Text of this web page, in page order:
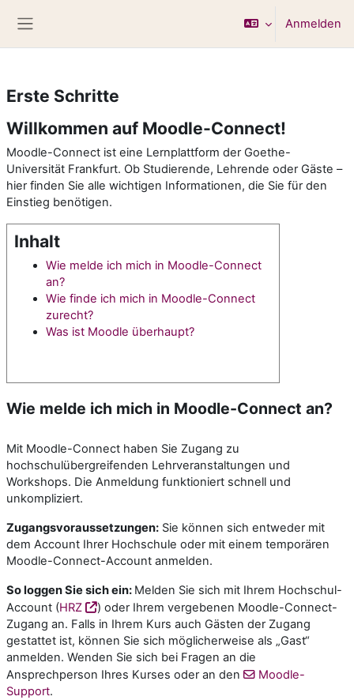
Anmelden
Erste Schritte
Willkommen auf Moodle-Connect!
Moodle-Connect ist eine Lernplattform der Goethe-
Universität Frankfurt. Ob Studierende, Lehrende oder Gäste –
hier finden Sie alle wichtigen Informationen, die Sie für den
Einstieg benötigen.
Inhalt
Wie melde ich mich in Moodle-Connect
an?
Wie finde ich mich in Moodle-Connect
zurecht?
Was ist Moodle überhaupt?
Wie melde ich mich in Moodle-Connect an?
Mit Moodle-Connect haben Sie Zugang zu
hochschulübergreifenden Lehrveranstaltungen und
Workshops. Die Anmeldung funktioniert schnell und
unkompliziert.
Zugangsvoraussetzungen: Sie können sich entweder mit
dem Account Ihrer Hochschule oder mit einem temporären
Moodle-Connect-Account anmelden.
So loggen Sie sich ein: Melden Sie sich mit Ihrem Hochschul-
Account (HRZ
) oder Ihrem vergebenen Moodle-Connect-
Zugang an. Falls in Ihrem Kurs auch Gästen der Zugang
gestattet ist, können Sie sich möglicherweise als „Gast“
anmelden. Wenden Sie sich bei Fragen an die
Ansprechperson Ihres Kurses oder an den
Moodle-
Support.